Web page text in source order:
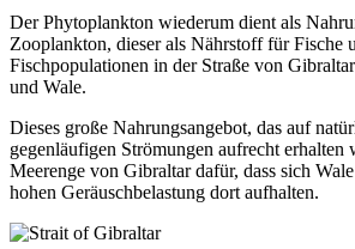
Der Phytoplankton wiederum dient als
Zooplankton, dieser als Nährstoff für Fische
Fischpopulationen in der Straße von
und Wale.
Dieses große Nahrungsangebot, das auf
gegenläufigen Strömungen aufrecht erhalten
Meerenge von Gibraltar dafür, dass sich
hohen Geräuschbelastung dort aufhalten.